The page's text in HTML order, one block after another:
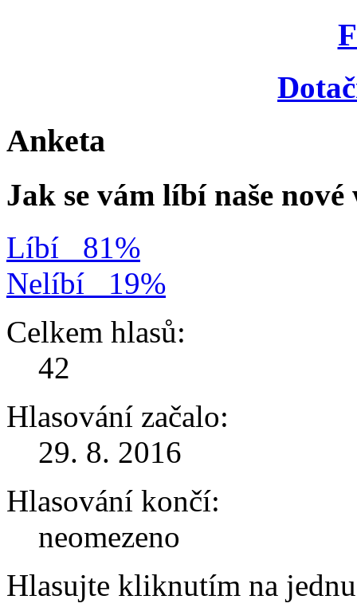
Anketa
Jak se vám líbí naše
Líbí
81%
Nelíbí
19%
Celkem hlasů:
42
Hlasování začalo:
29. 8. 2016
Hlasování končí:
neomezeno
Hlasujte kliknutím na